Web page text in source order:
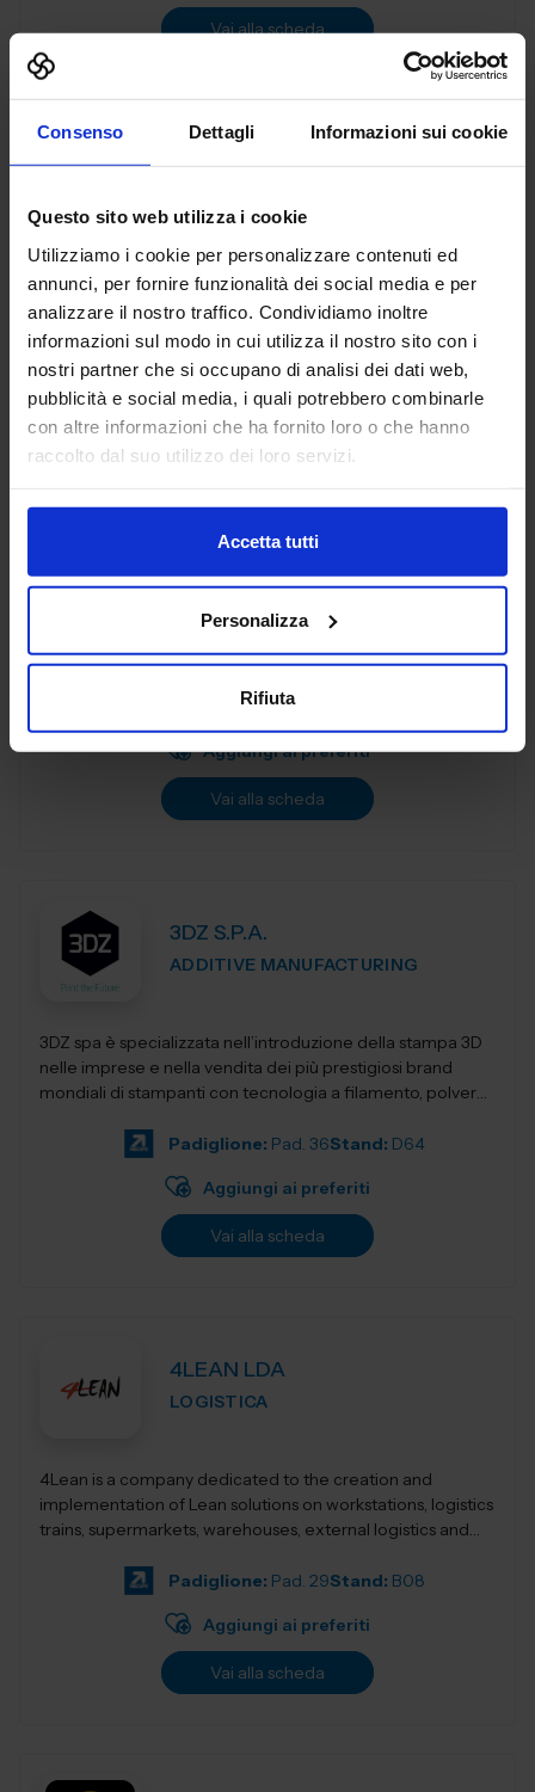
Consenso Dettagli Informazioni sui cookie
Questo sito web utilizza i cookie
Utilizziamo i cookie per personalizzare contenuti ed
annunci, per fornire funzionalità dei social media e per
analizzare il nostro traffico. Condividiamo inoltre
informazioni sul modo in cui utilizza il nostro sito con i
nostri partner che si occupano di analisi dei dati web,
pubblicità e social media, i quali potrebbero combinarle
con altre informazioni che ha fornito loro o che hanno
raccolto dal suo utilizzo dei loro servizi.
Accetta tutti
Personalizza
Rifiuta
Vai alla scheda
3D PRINT ITALIA SRL
Padiglione:
Aggiungi ai preferiti
Vai alla scheda
service professionale di stampa 3D a professionisti ed
aziende. Copriamo le principali tecnologie di
Padiglione: Pad. 36
Aggiungi ai preferiti
Vai alla scheda
3DZ S.P.A.
ADDITIVE MANUFACTURING
3DZ spa è specializzata nell’introduzione della stampa 3D
nelle imprese e nella vendita dei più prestigiosi brand
mondiali di stampanti con tecnologia a filamento, polvere,
Padiglione: Pad. 36Stand: D64
Aggiungi ai preferiti
Vai alla scheda
4LEAN LDA
LOGISTICA
4Lean is a company dedicated to the creation and
implementation of Lean solutions on workstations, logistics
trains, supermarkets, warehouses, external logistics and
Padiglione: Pad. 29Stand: B08
Aggiungi ai preferiti
Vai alla scheda